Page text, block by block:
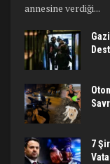
annesine verdiği...
7